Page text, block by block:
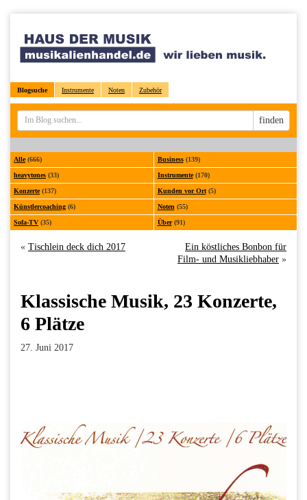
Blogsuche Instrumente Noten Zubehör
Sucheingabe
finden
Alle(666) Business(139)
heavytones (33) Instrumente(170)
Konzerte(137) Kunden vor Ort(5)
Künstlercoaching (6) Noten (55)
Sofa-TV (35) Über(91)
« Tischlein deck dich 2017
Ein köstliches Bonbon für
Film- und Musikliebhaber »
Klassische Musik, 23 Konzerte,
6 Plätze
27. Juni 2017